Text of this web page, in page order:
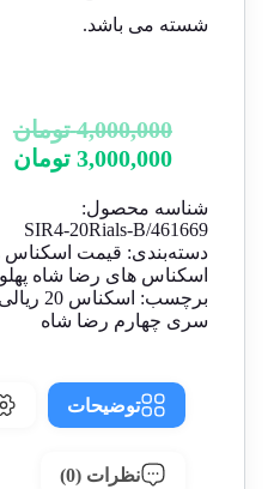
شسته می باشد.
4,000,000 تومان
3,000,000 تومان
شناسه محصول:
SIR4-20Rials-B/461669
دسته‌بندی: قیمت اسکناس
اسکناس های رضا شاه
برچسب: اسکناس 20 ریالی رضا شاه
سری چهارم رضا شاه
توضیحات
نظرات (0)